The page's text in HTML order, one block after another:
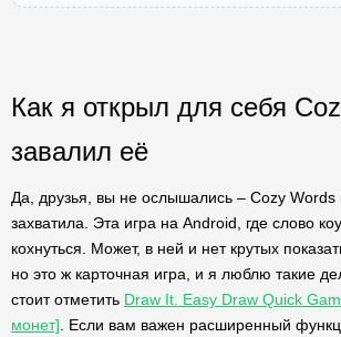
Как я открыл для себя
завалил её
Да, друзья, вы не ослышались – Cozy
захватила. Эта игра на Android, где слово
кохнуться. Может, в ней и нет крутых
но это ж карточная игра, и я люблю такие
стоит отметить Draw It. Easy Draw Quick
монет] . Если вам важен расширенный